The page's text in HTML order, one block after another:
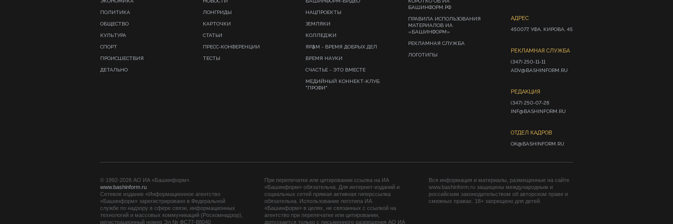
ПОЛИТИКА
ОБЩЕСТВО
КУЛЬТУРА
СПОРТ
ПРОИСШЕСТВИЯ
ДЕТАЛЬНО
ЛОНГРИДЫ
КАРТОЧКИ
СТАТЬИ
ПРЕСС-КОНФЕРЕНЦИИ
ТЕСТЫ
НАЦПРОЕКТЫ
ЗЕМЛЯКИ
КОЛЛЕДЖИ
ЯРҘАМ - ВРЕМЯ ДОБРЫХ ДЕЛ
ВРЕМЯ НАУКИ
СЧАСТЬЕ - ЭТО ВМЕСТЕ
МЕДИЙНЫЙ КОННЕКТ-КЛУБ
"ПРОФИ"
БАШИНФОРМ.РФ
ПРАВИЛА ИСПОЛЬЗОВАНИЯ
МАТЕРИАЛОВ ИА
«БАШИНФОРМ»
РЕКЛАМНАЯ СЛУЖБА
ЛОГОТИПЫ
АДРЕС
450077, УФА, КИРОВА, 45
РЕКЛАМНАЯ СЛУЖБА
(347) 250-11-11
ADV@BASHINFORM.RU
РЕДАКЦИЯ
(347) 250-07-28
INF@BASHINFORM.RU
ОТДЕЛ КАДРОВ
OK@BASHINFORM.RU
© 1992-2026 АО ИА «Башинформ».
www.bashinform.ru
Сетевое издание «Информационное агентство
«Башинформ» зарегистрировано в Федеральной
службе по надзору в сфере связи, информационных
технологий и массовых коммуникаций (Роскомнадзор),
регистрационный номер Эл № ФС77-88040
При перепечатке или цитировании ссылка на ИА
«Башинформ» обязательна. Для интернет-изданий и
социальных сетей прямая активная гиперссылка
обязательна. Использование логотипа ИА
«Башинформ» в целях, не связанных с ссылкой на
агентство при перепечатке или цитировании,
допускается только с письменного разрешения АО ИА
Вся информация и материалы, размещенные на сайте
www.bashinform.ru защищены международным и
российским законодательством об авторском праве и
смежных правах. 18+ запрещено для детей.